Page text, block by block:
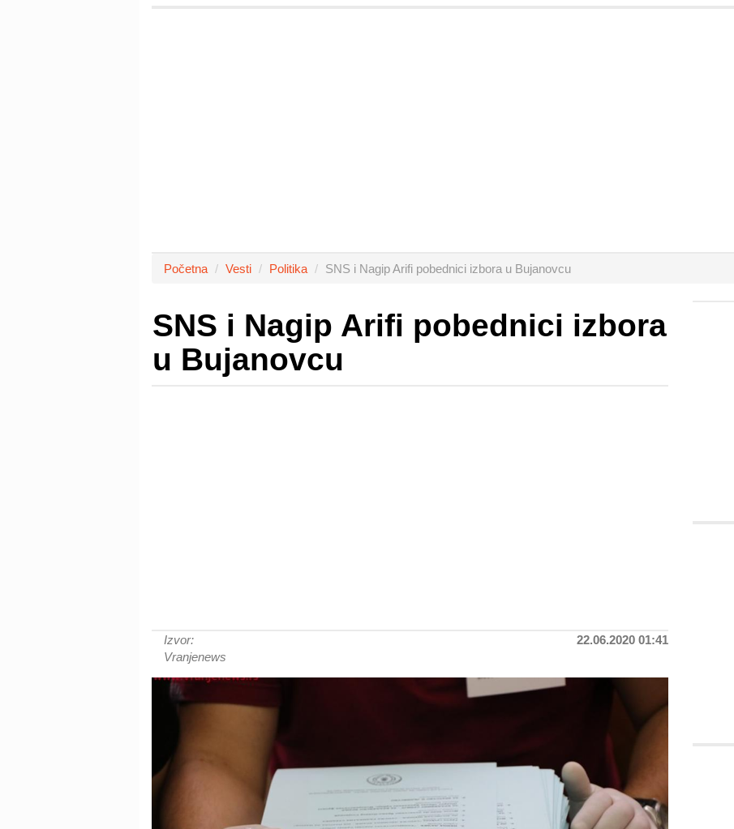
Početna Vesti Politika SNS i Nagip Arifi pobednici izbora u Bujanovcu
SNS i Nagip Arifi pobednici izbora
u Bujanovcu
Izvor:
Vranjenews
22.06.2020 01:41